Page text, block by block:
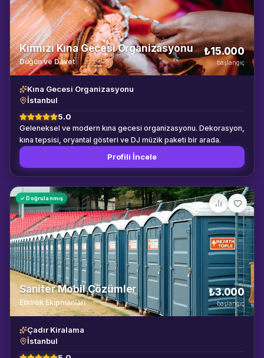
Kırmızı Kına Gecesi Organizasyonu
Düğün ve Davet
₺15.000
başlangıç
Kına Gecesi Organizasyonu
İstanbul
5.0
Geleneksel ve modern kına gecesi organizasyonu. Dekorasyon,
kına tepsisi, oryantal gösteri ve DJ müzik paketi bir arada.
Profili İncele
✓ Doğrulanmış
Saniter Mobil Çözümler
Etkinlik Ekipmanları
₺3.000
başlangıç
Çadır Kiralama
İstanbul